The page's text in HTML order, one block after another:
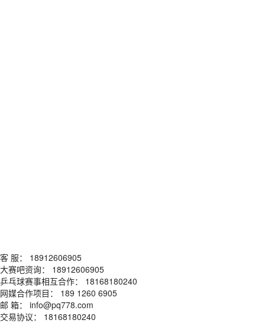
客 服： 18912606905
大赛吧资询： 18912606905
乒乓球赛事相互合作： 18168180240
网媒合作项目： 189 1260 6905
邮 箱： info@pq778.com
交易协议： 18168180240